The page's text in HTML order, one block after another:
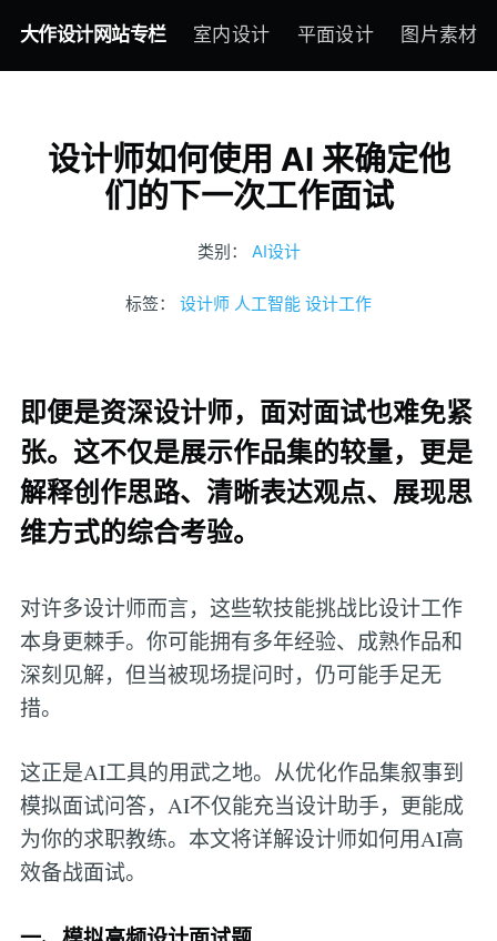
大作设计网站专栏 室内设计 平面设计 图片素材
设计师如何使用 AI 来确定他
们的下一次工作面试
类别： AI设计
标签： 设计师 人工智能 设计工作
即便是资深设计师，面对面试也难免紧
张。这不仅是展示作品集的较量，更是
解释创作思路、清晰表达观点、展现思
维方式的综合考验。
对许多设计师而言，这些软技能挑战比设计工作
本身更棘手。你可能拥有多年经验、成熟作品和
深刻见解，但当被现场提问时，仍可能手足无
措。
这正是AI工具的用武之地。从优化作品集叙事到
模拟面试问答，AI不仅能充当设计助手，更能成
为你的求职教练。本文将详解设计师如何用AI高
效备战面试。